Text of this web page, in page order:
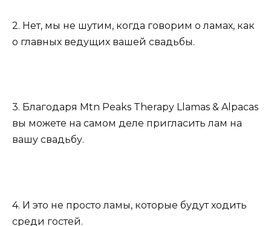
2. Нет, мы не шутим, когда говорим о ламах, как
о главных ведущих вашей свадьбы.
3. Благодаря Mtn Peaks Therapy Llamas & Alpacas
вы можете на самом деле пригласить лам на
вашу свадьбу.
4. И это не просто ламы, которые будут ходить
среди гостей.